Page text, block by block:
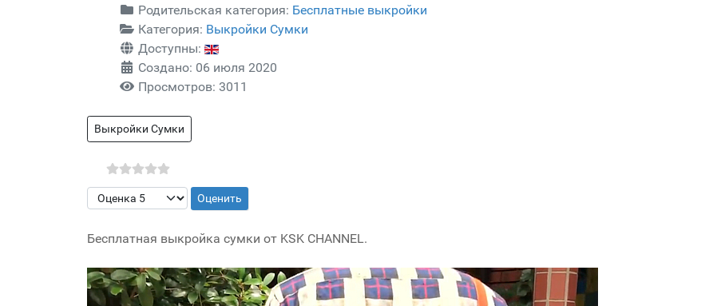
Родительская категория: Бесплатные выкройки
Категория: Выкройки Сумки
Доступны:
Создано: 06 июля 2020
Просмотров: 3011
Выкройки Сумки
Пожалуйста, оцените
Бесплатная выкройка сумки от KSK CHANNEL.